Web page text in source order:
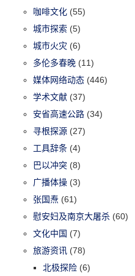
咖啡文化 (55)
城市探索 (5)
城市火灾 (6)
多伦多春晚 (11)
媒体网络动态 (446)
学术文献 (37)
安省高速公路 (34)
寻根探源 (27)
工具辞条 (4)
巴以冲突 (8)
广播体操 (3)
张国焘 (61)
慰安妇及南京大屠杀 (60)
文化中国 (7)
旅游资讯 (78)
北极探险 (6)